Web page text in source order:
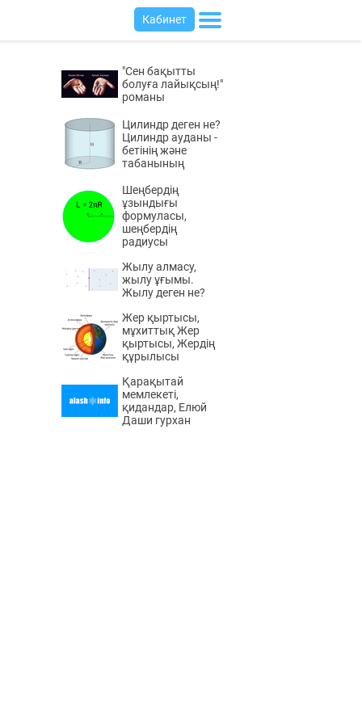
Кабинет
"Сен бақытты
болуға лайықсың!"
романы
Цилиндр деген не?
Цилиндр ауданы -
бетінің және
табанының
Шеңбердің
ұзындығы
формуласы,
шеңбердің
радиусы
Жылу алмасу,
жылу ұғымы.
Жылу деген не?
Жер қыртысы,
мұхиттық Жер
қыртысы, Жердің
құрылысы
Қарақытай
мемлекеті,
қидандар, Елюй
Даши гурхан